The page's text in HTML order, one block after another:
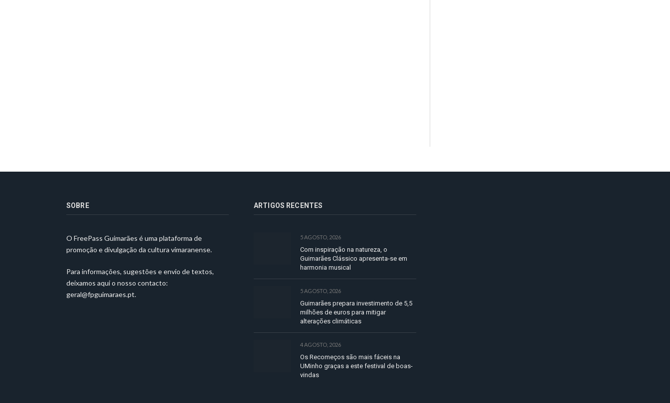
SOBRE
O FreePass Guimarães é uma plataforma de
promoção e divulgação da cultura vimaranense.
Para informações, sugestões e envio de textos,
deixamos aqui o nosso contacto:
geral@fpguimaraes.pt.
ARTIGOS RECENTES
5 AGOSTO, 2026
Com inspiração na natureza, o
Guimarães Clássico apresenta-se em
harmonia musical
5 AGOSTO, 2026
Guimarães prepara investimento de 5,5
milhões de euros para mitigar
alterações climáticas
4 AGOSTO, 2026
Os Recomeços são mais fáceis na
UMinho graças a este festival de boas-
vindas